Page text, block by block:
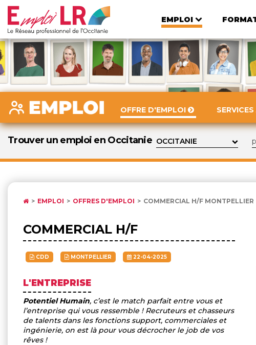
EMPLOI
OFFRE D'EMPLOI
Trouver un emploi en Occitanie
EMPLOI OFFRES D'EMPLOI COMMERCIAL H/F MONTPELLIER
COMMERCIAL H/F
CDD MONTPELLIER 22-04-2025
L'ENTREPRISE
Potentiel Humain, c’est le match parfait entre vous et
l’entreprise qui vous ressemble ! Recruteurs et chasseurs
de talents dans les fonctions support, commerciales et
ingénierie, on est là pour vous décrocher le job de vos
rêves !